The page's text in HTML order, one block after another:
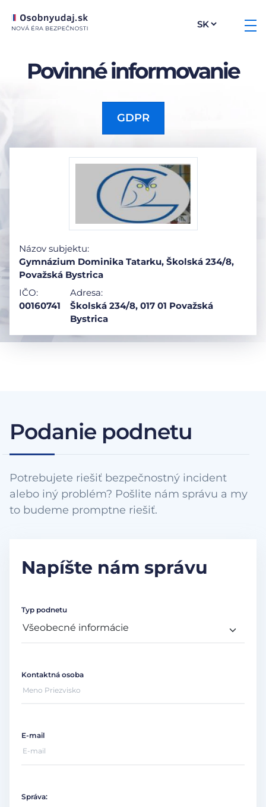
Povinné informovanie
GDPR
Názov subjektu:
Gymnázium Dominika Tatarku, Školská 234/8,
Považská Bystrica
IČO:
00160741
Adresa:
Školská 234/8, 017 01 Považská
Bystrica
Podanie podnetu
Potrebujete riešiť bezpečnostný incident
alebo iný problém? Pošlite nám správu a my
to budeme promptne riešiť.
Napíšte nám správu
Typ podnetu
Kontaktná osoba
E-mail
Správa: